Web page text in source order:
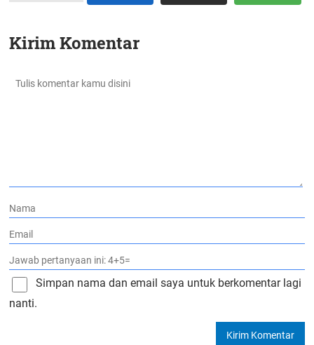
Kirim Komentar
Simpan nama dan email saya untuk berkomentar lagi
nanti.